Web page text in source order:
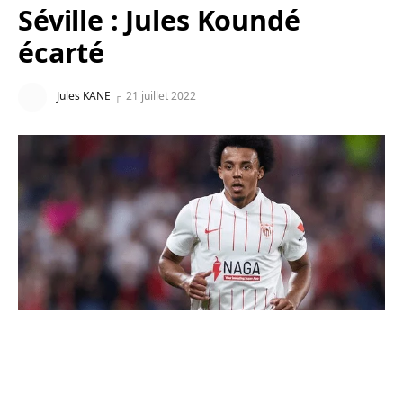
Séville : Jules Koundé
écarté
Jules KANE 21 juillet 2022